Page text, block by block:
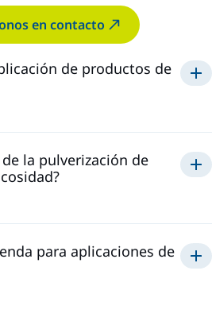
en contacto
de productos de
la pulverización de
para aplicaciones de